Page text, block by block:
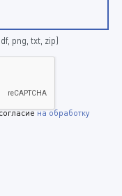
png, txt, zip)
на обработку